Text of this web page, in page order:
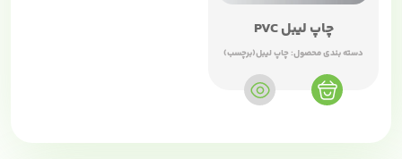
چاپ لیبل PVC
دسته بندی محصول:چاپ لیبل(برچسب)